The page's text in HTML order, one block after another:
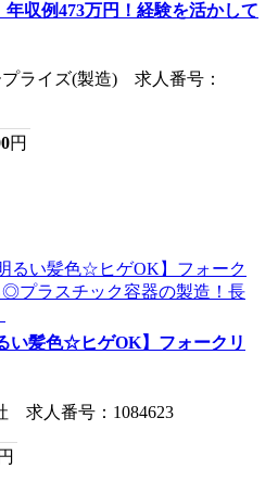
年収例473万円！経験を活かして
ライズ(製造) 求人番号：
円
い髪色☆ヒゲOK】フォークリ
求人番号：1084623
円